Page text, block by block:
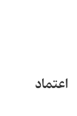
اعتماد